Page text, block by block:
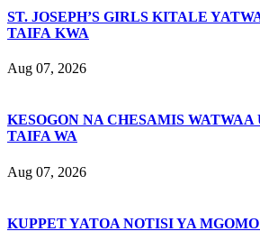
ST. JOSEPH’S GIRLS KITALE
TAIFA KWA
Aug 07, 2026
KESOGON NA CHESAMIS WATWAA
TAIFA WA
Aug 07, 2026
KUPPET YATOA NOTISI YA